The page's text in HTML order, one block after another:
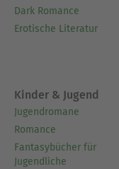
Dark Romance
Erotische Literatur
Kinder & Jugend
Jugendromane
Romance
Fantasybücher für
Jugendliche